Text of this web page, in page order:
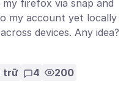
firefox via snap and
my account yet locally
devices. Any idea?
trữ 4 200